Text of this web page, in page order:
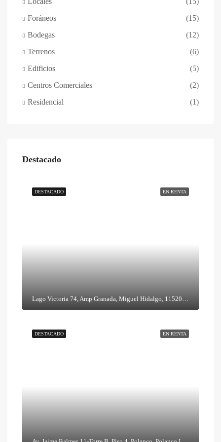
Foráneos
(15)
Bodegas
(12)
Terrenos
(6)
Edificios
(5)
Centros Comerciales
(2)
Residencial
(1)
Destacado
EN RENTA
DESTACADO
Lago Victoria 74, Amp Granada, Miguel Hidalgo, 11520 Ciudad de México, CDMX
EN RENTA
DESTACADO